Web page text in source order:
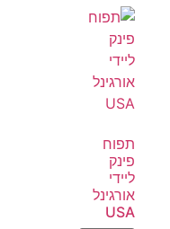
תפוח
פינק
ליידי
אורגינל
USA